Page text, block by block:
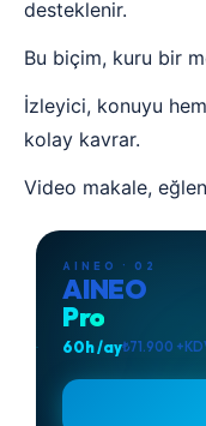
desteklenir.
Bu biçim, kuru bir
İzleyici, konuyu
kolay kavrar.
Video makale,
AINEO · 02
AINEO
Pro
60h /ay₺71.900